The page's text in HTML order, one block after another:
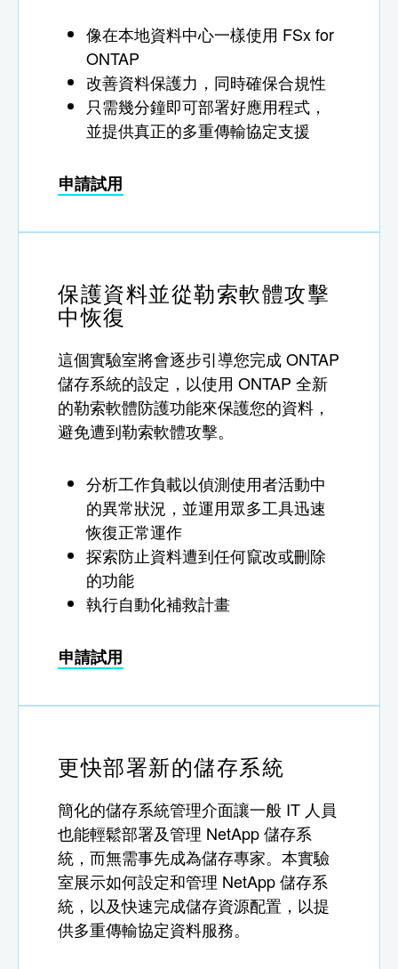
像在本地資料中心一樣使用 FSx for
ONTAP
改善資料保護力，同時確保合規性
只需幾分鐘即可部署好應用程式，
並提供真正的多重傳輸協定支援
申請試用
保護資料並從勒索軟體攻擊
中恢復
這個實驗室將會逐步引導您完成 ONTAP
儲存系統的設定，以使用 ONTAP 全新
的勒索軟體防護功能來保護您的資料，
避免遭到勒索軟體攻擊。
分析工作負載以偵測使用者活動中
的異常狀況，並運用眾多工具迅速
恢復正常運作
探索防止資料遭到任何竄改或刪除
的功能
執行自動化補救計畫
申請試用
更快部署新的儲存系統
簡化的儲存系統管理介面讓一般 IT 人員
也能輕鬆部署及管理 NetApp 儲存系
統，而無需事先成為儲存專家。本實驗
室展示如何設定和管理 NetApp 儲存系
統，以及快速完成儲存資源配置，以提
供多重傳輸協定資料服務。